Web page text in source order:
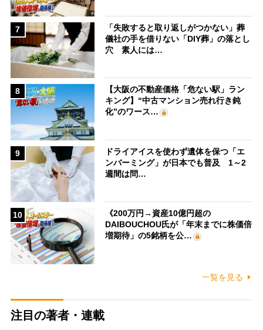
7
「失敗すると取り返しがつかない」葬
儀社の手を借りない「DIY葬」の落とし
穴 素人には…
8
【大阪の不動産価格「危ない駅」ラン
キング】“中古マンション売れ行き鈍
化”のワース…
9
ドライアイスを使わず遺体を保つ「エ
ンバーミング」が日本でも普及 1～2
週間は問…
10
《200万円→資産10億円超の
DAIBOUCHOU氏が「年末までに株価倍
増期待」の5銘柄を公…
一覧を見る
注目の著者・連載